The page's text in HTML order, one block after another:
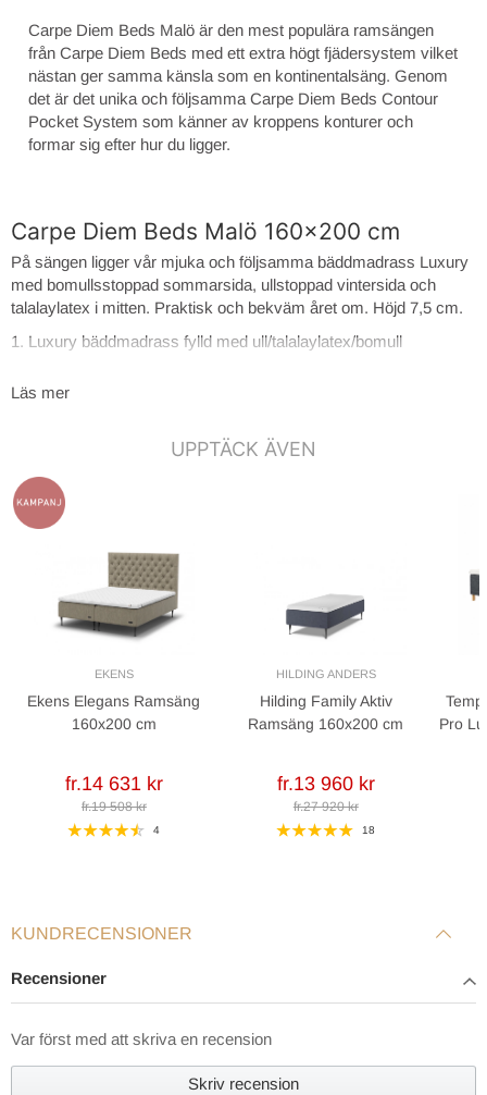
Carpe Diem Beds Malö är den mest populära ramsängen
från Carpe Diem Beds med ett extra högt fjädersystem vilket
nästan ger samma känsla som en kontinentalsäng. Genom
det är det unika och följsamma Carpe Diem Beds Contour
Pocket System som känner av kroppens konturer och
formar sig efter hur du ligger.
Carpe Diem Beds Malö 160x200 cm
På sängen ligger vår mjuka och följsamma bäddmadrass Luxury
med bomullsstoppad sommarsida, ullstoppad vintersida och
talalaylatex i mitten. Praktisk och bekväm året om. Höjd 7,5 cm.
1. Luxury bäddmadrass fylld med ull/talalaylatex/bomull
4. Värmebehandlad pocket 13 cm
5. Sängram av svensk furu med nedsänkta ribbor
Höjd inkl. bäddmadrass: 40 cm
Rekommenderad benhöjd: 17 cm
Läs mer
UPPTÄCK ÄVEN
EKENS
Ekens Elegans Ramsäng
160x200 cm
fr.14 631 kr
fr.19 508 kr
4
HILDING ANDERS
Hilding Family Aktiv
Ramsäng 160x200 cm
fr.13 960 kr
fr.27 920 kr
18
Pro
KUNDRECENSIONER
Recensioner
Var först med att skriva en recension
Skriv recension